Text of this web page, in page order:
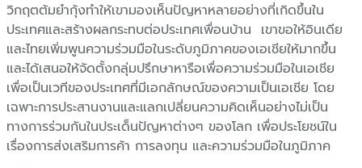
วิกฤตต้มยำกุ้งทำให้เขามองเห็นปัญหาหลายอย่างที่เกิดขึ้นใน
ประเทศและสร้างผลกระทบต่อประเทศเพื่อนบ้าน เขาขอให้อินเดีย
และไทยเพิ่มพูนความร่วมมือในระดับภูมิภาคของเอเชียให้มากขึ้น
และได้เสนอให้จัดตั้งกลุ่มปรึกษาหารือเพื่อความร่วมมือในเอเชีย
เพื่อเป็นเวทีของประเทศที่มีเอกลักษณ์ของความเป็นเอเชีย โดย
เฉพาะการประสานงานและแลกเปลี่ยนความคิดเห็นอย่างไม่เป็น
ทางการร่วมกันในประเด็นปัญหาต่างๆ ของโลก เพื่อประโยชน์ใน
เรื่องการส่งเสริมการค้า การลงทุน และความร่วมมือในภูมิภาค